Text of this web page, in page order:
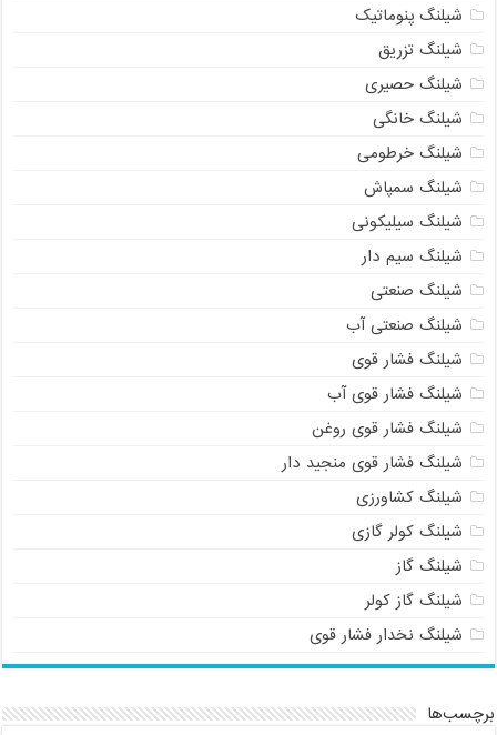
شیلنگ پنوماتیک
شیلنگ تزریق
شیلنگ حصیری
شیلنگ خانگی
شیلنگ خرطومی
شیلنگ سمپاش
شیلنگ سیلیکونی
شیلنگ سیم دار
شیلنگ صنعتی
شیلنگ صنعتی آب
شیلنگ فشار قوی
شیلنگ فشار قوی آب
شیلنگ فشار قوی روغن
شیلنگ فشار قوی منجید دار
شیلنگ کشاورزی
شیلنگ کولر گازی
شیلنگ گاز
شیلنگ گاز کولر
شیلنگ نخدار فشار قوی
برچسب‌ها